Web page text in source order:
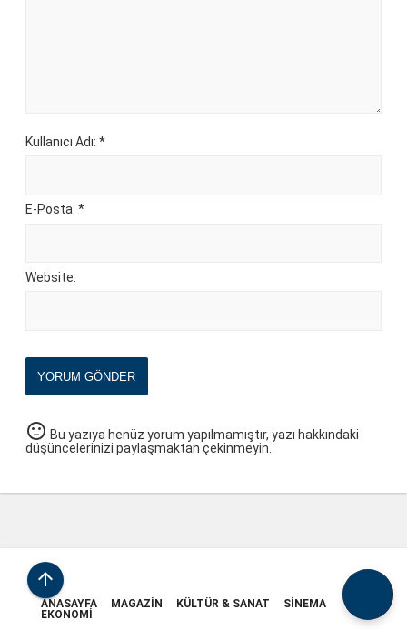
Kullanıcı Adı: *
E-Posta: *
Website:
YORUM GÖNDER
sentiment_neutral Bu yazıya henüz yorum yapılmamıştır, yazı hakkındaki
düşüncelerinizi paylaşmaktan çekinmeyin.

ANASAYFA MAGAZIN KÜLTÜR & SANAT
SINEMA
EKONOMI